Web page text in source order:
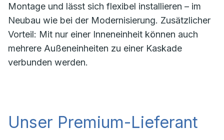
Montage und lässt sich flexibel installieren – im
Neubau wie bei der Modernisierung. Zusätzlicher
Vorteil: Mit nur einer Inneneinheit können auch
mehrere Außeneinheiten zu einer Kaskade
verbunden werden.
Unser Premium-Lieferant